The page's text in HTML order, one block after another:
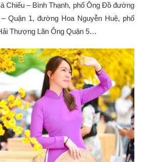
Chiểu – Bình Thạnh, phố Ông Đồ đường
Quận 1, đường Hoa Nguyễn Huệ, phố
Thượng Lãn Ông Quận 5…